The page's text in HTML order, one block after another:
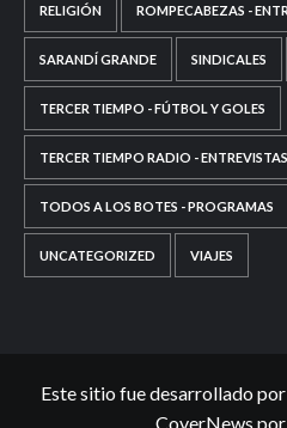
RELIGIÓN ROMPECABEZAS -
SARANDÍ GRANDE SINDICALES
TERCER TIEMPO - FÚTBOL Y GOLES
TERCER TIEMPO RADIO - ENTREVISTAS
TODOS A LOS BOTES - PROGRAMAS
UNCATEGORIZED VIAJES
Este sitio fue desarrollado
CoverNews por